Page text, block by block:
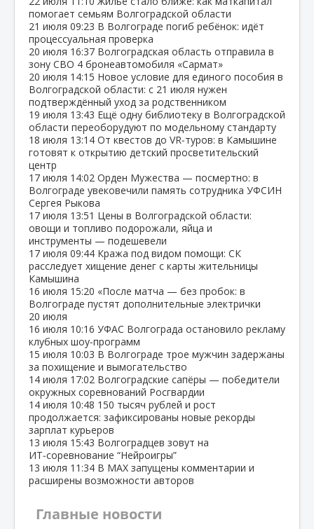
помогает семьям Волгоградской области
21 июля 09:23 В Волгограде погиб ребёнок: идёт
процессуальная проверка
20 июля 16:37 Волгоградская область отправила в
зону СВО 4 бронеавтомобиля «Сармат»
20 июля 14:15 Новое условие для единого пособия в
Волгоградской области: с 21 июля нужен
подтверждённый уход за родственником
19 июля 13:43 Ещё одну библиотеку в Волгоградской
области переоборудуют по модельному стандарту
18 июля 13:14 От квестов до VR‑туров: в Камышине
готовят к открытию детский просветительский
центр
17 июля 14:02 Орден Мужества — посмертно: в
Волгограде увековечили память сотрудника УФСИН
Сергея Рыкова
17 июля 13:51 Цены в Волгоградской области:
овощи и топливо подорожали, яйца и
инструменты — подешевели
17 июля 09:44 Кража под видом помощи: СК
расследует хищение денег с карты жительницы
Камышина
16 июля 15:20 «После матча — без пробок: в
Волгограде пустят дополнительные электрички
20 июля
16 июля 10:16 УФАС Волгограда остановило рекламу
клубных шоу‑программ
15 июля 10:03 В Волгограде трое мужчин задержаны
за похищение и вымогательство
14 июля 17:02 Волгоградские сапёры — победители
окружных соревнований Росгвардии
14 июля 10:48 150 тысяч рублей и рост
продолжается: зафиксированы новые рекорды
зарплат курьеров
13 июля 15:43 Волгоградцев зовут на
ИТ‑соревнование “Нейроигры”
13 июля 11:34 В МАХ запущены комментарии и
расширены возможности авторов
Главные новости